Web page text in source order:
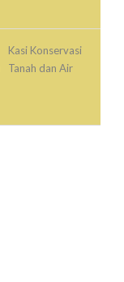
Kasi Konservasi
Tanah dan Air